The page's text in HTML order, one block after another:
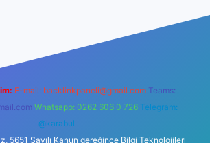
E-mail: backlinkpaneli@gmail.com Teams:
Whatsapp: 0262 606 0 726 Telegram:
@karabul
5651 Sayılı Kanun gereğince Bilgi Teknolojileri